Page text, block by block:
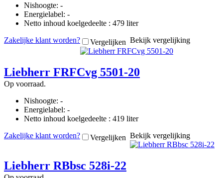
Nishoogte: -
Energielabel: -
Netto inhoud koelgedeelte : 479 liter
Zakelijke klant worden?
Vergelijken Bekijk vergelijking
Liebherr FRFCvg 5501-20
Op voorraad.
Nishoogte: -
Energielabel: -
Netto inhoud koelgedeelte : 419 liter
Zakelijke klant worden?
Vergelijken Bekijk vergelijking
Liebherr RBbsc 528i-22